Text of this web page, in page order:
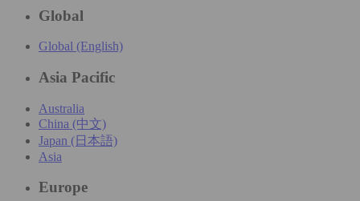
Global
Global (English)
Asia Pacific
Australia
China (中文)
Japan (日本語)
Asia
Europe